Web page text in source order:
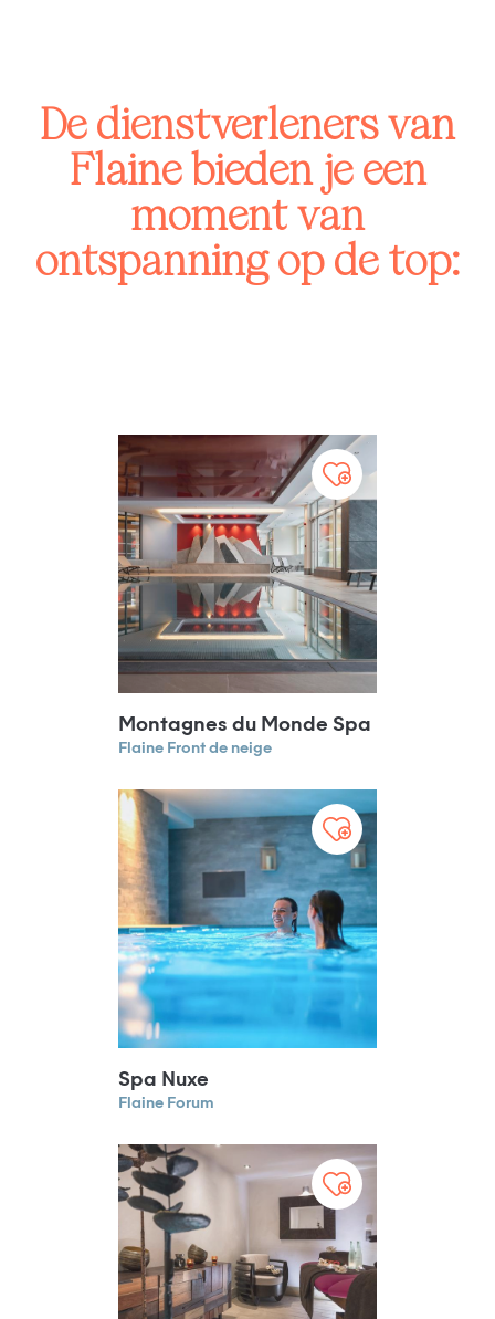
De dienstverleners van
Flaine bieden je een
moment van
ontspanning op de top:
Montagnes du Monde Spa
Flaine Front de neige
Spa Nuxe
Flaine Forum